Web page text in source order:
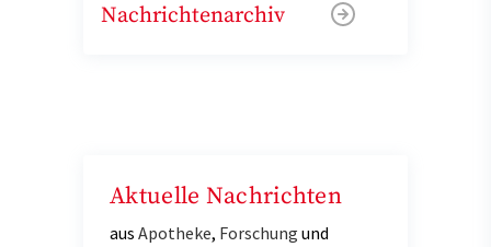
Nachrichtenarchiv
Aktuelle Nachrichten
aus Apotheke, Forschung und